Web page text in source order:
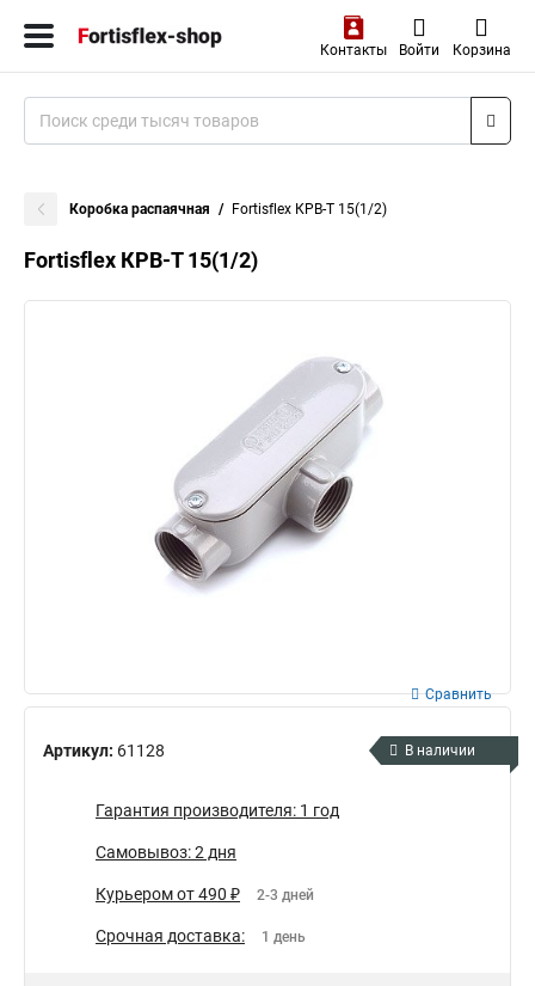
Контакты Войти Корзина
Коробка распаячная Fortisflex КРВ-Т 15(1/2)
Fortisflex КРВ-Т 15(1/2)
Артикул: 61128
Сравнить
В наличии
Гарантия производителя: 1 год
Самовывоз: 2 дня
Курьером от 490 ₽ 2-3 дней
Срочная доставка: 1 день